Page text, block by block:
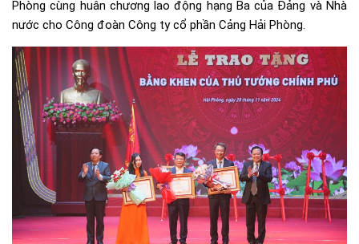
Phòng cùng huân chương lao động hạng Ba của Đảng và Nhà
nước cho Công đoàn Công ty cổ phần Cảng Hải Phòng.